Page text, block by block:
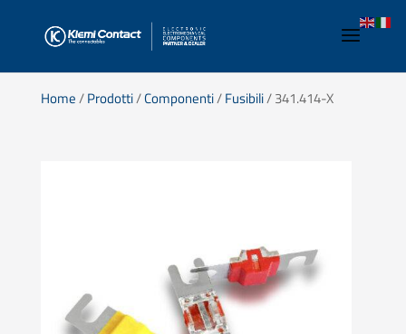
Home/Prodotti/Componenti/Fusibili/ 341.414-X